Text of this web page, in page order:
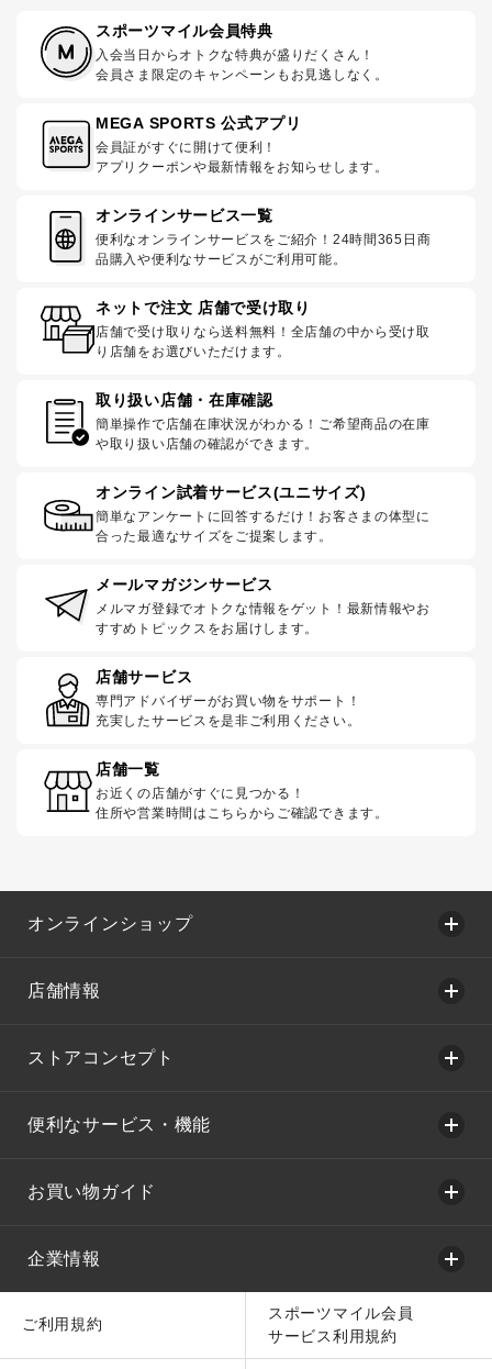
スポーツマイル会員特典
入会当日からオトクな特典が盛りだくさん！
会員さま限定のキャンペーンもお見逃しなく。
MEGA SPORTS 公式アプリ
会員証がすぐに開けて便利！
アプリクーポンや最新情報をお知らせします。
オンラインサービス一覧
便利なオンラインサービスをご紹介！24時間365日商
品購入や便利なサービスがご利用可能。
ネットで注文 店舗で受け取り
店舗で受け取りなら送料無料！全店舗の中から受け取
り店舗をお選びいただけます。
取り扱い店舗・在庫確認
簡単操作で店舗在庫状況がわかる！ご希望商品の在庫
や取り扱い店舗の確認ができます。
オンライン試着サービス(ユニサイズ)
簡単なアンケートに回答するだけ！お客さまの体型に
合った最適なサイズをご提案します。
メールマガジンサービス
メルマガ登録でオトクな情報をゲット！最新情報やお
すすめトピックスをお届けします。
店舗サービス
専門アドバイザーがお買い物をサポート！
充実したサービスを是非ご利用ください。
店舗一覧
お近くの店舗がすぐに見つかる！
住所や営業時間はこちらからご確認できます。
オンラインショップ
店舗情報
ストアコンセプト
便利なサービス・機能
お買い物ガイド
企業情報
ご利用規約
スポーツマイル会員
サービス利用規約